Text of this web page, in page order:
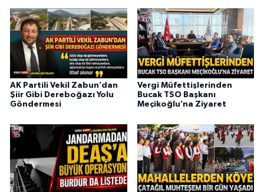
AK Partili Vekil Zabun’dan
Şiir Gibi Dereboğazı Yolu
Göndermesi
Vergi Müfettişlerinden
Bucak TSO Başkanı
Meçikoğlu’na Ziyaret